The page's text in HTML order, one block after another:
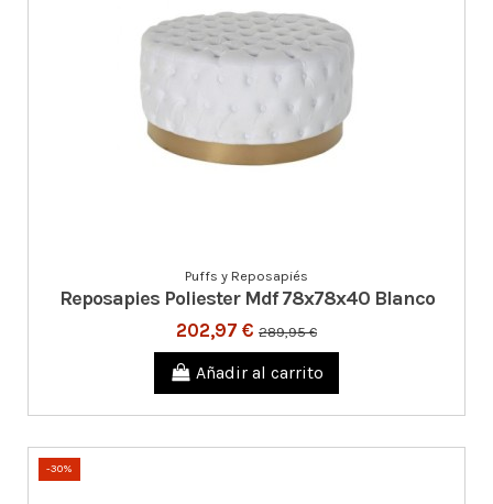
Puffs y Reposapiés
Reposapies Poliester Mdf 78x78x40 Blanco
202,97 € 289,95 €
Añadir al carrito
-30%